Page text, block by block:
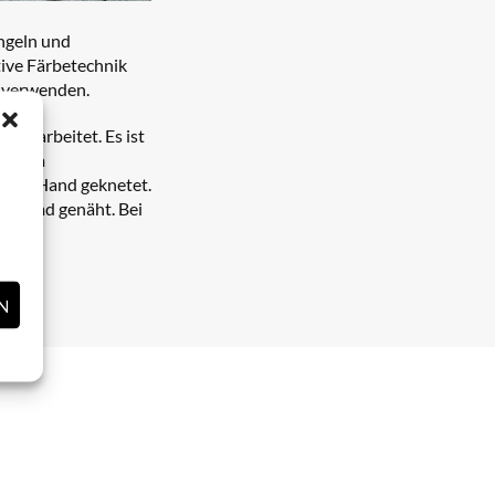
und
Färbetechnik
gearbeitet. Es ist
beim
Hand geknetet.
genäht. Bei